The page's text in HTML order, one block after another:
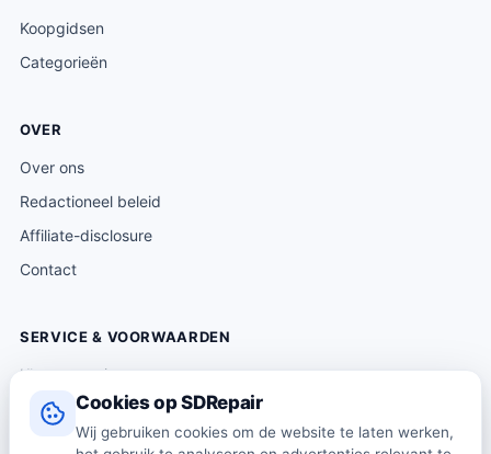
Cookies op SDRepair
Wij gebruiken cookies om de website te laten werken,
Koopgidsen
Categorieën
OVER
Over ons
Redactioneel beleid
Affiliate-disclosure
Contact
SERVICE & VOORWAARDEN
Klantenservice
Verzending & levering
Retourneren